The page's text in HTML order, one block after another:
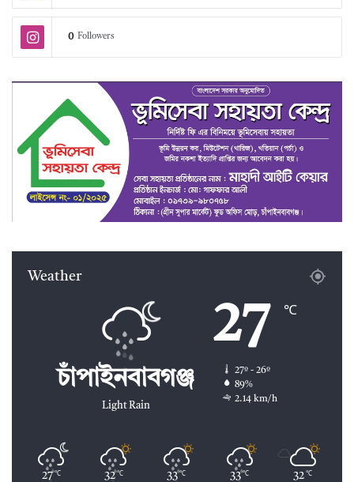
0 Followers
Weather
চাঁপাইনবাবগঞ্জ
Light Rain
27 ℃
27º - 26º
89%
2.14 km/h
27 ℃ 32 ℃ 33 ℃ 33 ℃ 32 ℃